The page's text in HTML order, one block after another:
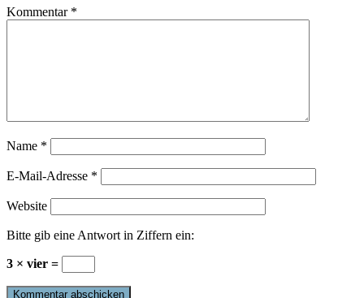
Kommentar *
Name *
E-Mail-Adresse *
Website
Bitte gib eine Antwort in Ziffern ein:
3 × vier =